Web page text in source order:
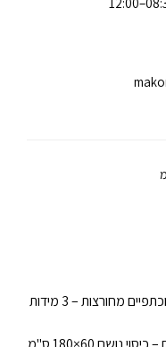
קולב פלסטיק לבן עם וו מתכת מסתובב וכתפיים מחורצות – 3 מידות